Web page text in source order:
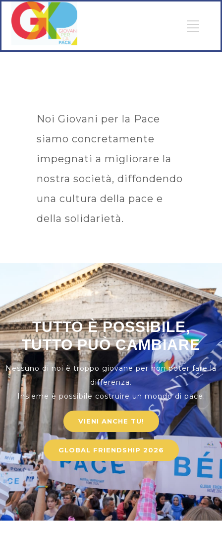
Noi Giovani per la Pace
siamo concretamente
impegnati a migliorare la
nostra società, diffondendo
una cultura della pace e
della solidarietà.
TUTTO È POSSIBILE,
TUTTO PUÒ CAMBIARE
Nessuno di noi è troppo giovane per non poter fare la
differenza.
Insieme è possibile costruire un mondo di pace.
VIENI ANCHE TU!
GLOBAL FRIENDSHIP 2026